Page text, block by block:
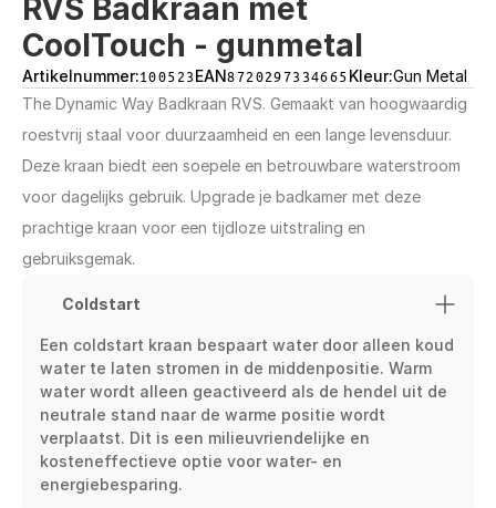
RVS Badkraan met
CoolTouch - gunmetal
Artikelnummer:100523EAN8720297334665Kleur:Gun Metal
The Dynamic Way Badkraan RVS. Gemaakt van hoogwaardig
roestvrij staal voor duurzaamheid en een lange levensduur.
Deze kraan biedt een soepele en betrouwbare waterstroom
voor dagelijks gebruik. Upgrade je badkamer met deze
prachtige kraan voor een tijdloze uitstraling en
gebruiksgemak.
Coldstart
Een coldstart kraan bespaart water door alleen koud
water te laten stromen in de middenpositie. Warm
water wordt alleen geactiveerd als de hendel uit de
neutrale stand naar de warme positie wordt
verplaatst. Dit is een milieuvriendelijke en
kosteneffectieve optie voor water- en
energiebesparing.